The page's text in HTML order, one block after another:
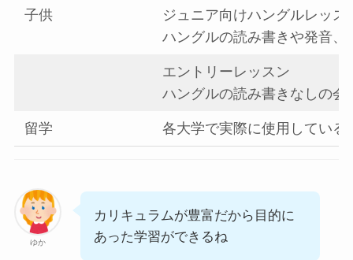
子供
ジュニア向けハングルレッス
ハングルの読み書きや発音、
エントリーレッスン
ハングルの読み書きなしの会
留学 各大学で実際に使用してい
ゆか
カリキュラムが豊富だから目的に
あった学習ができるね